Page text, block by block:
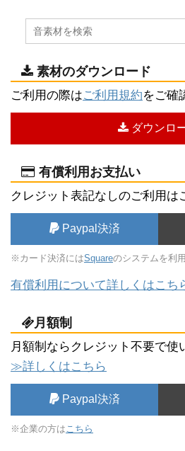
素材のダウンロード
ご利用の際はご利用規約をご確
ダウンロ
有償利用お支払い
クレジット表記なしのご利用は
Paypal決済
※カード決済にはSquareのシステムを利
有償利用について詳しくはこち
月額制
月額制ならクレジット不要で使
≫詳しくはこちら
Paypal決済
※企業の方は こちら